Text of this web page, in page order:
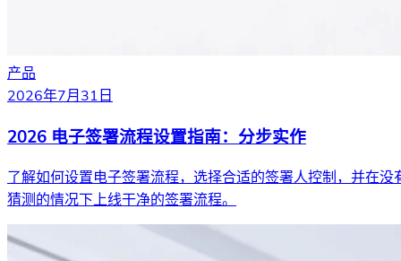
产品
2026年7月31日
2026 电子签署流程设置指南：分步实作
了解如何设置电子签署流程，选择合适的签署人控制，并在没
猜测的情况下上线干净的签署流程。